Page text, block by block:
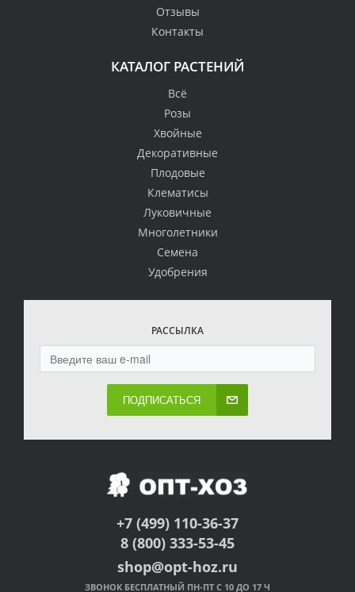
Отзывы
Контакты
КАТАЛОГ РАСТЕНИЙ
Всё
Розы
Хвойные
Декоративные
Плодовые
Клематисы
Луковичные
Многолетники
Семена
Удобрения
РАССЫЛКА
ПОДПИСАТЬСЯ
+7 (499) 110-36-37
8 (800) 333-53-45
shop@opt-hoz.ru
ЗВОНОК БЕСПЛАТНЫЙ ПН-ПТ С 10 ДО 17 Ч